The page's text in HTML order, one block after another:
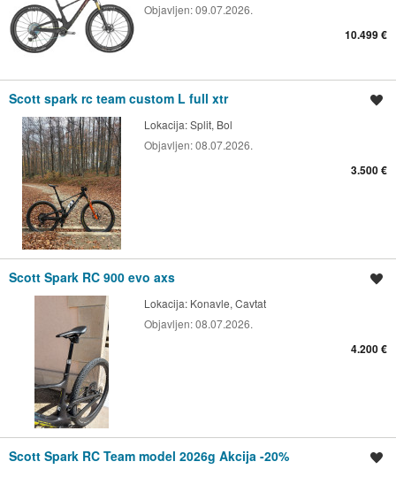
Objavljen:09.07.2026.
10.499 €
Scott spark rc team custom L full xtr
Lokacija:Split, Bol
Objavljen:08.07.2026.
3.500 €
Scott Spark RC 900 evo axs
Lokacija: Konavle, Cavtat
Objavljen:08.07.2026.
4.200 €
Scott Spark RC Team model 2026g Akcija -20%